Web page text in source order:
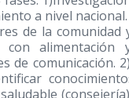
a nivel
de la comunidad
alimentación
de comunicación.